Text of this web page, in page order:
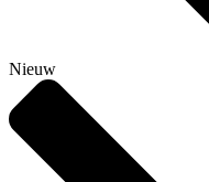
Nieuw